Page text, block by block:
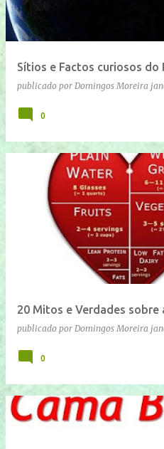
Sítios e Factos curiosos do
publicado por Domingos Moreira
0
20 Mitos e Verdades sobre
publicado por Domingos Moreira
0